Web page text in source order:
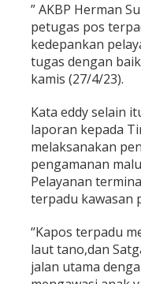
” AKBP Herman
petugas pos
kedepankan
tugas dengan
kamis (27/4/23).
Kata eddy selain
laporan kepada
melaksanakan
pengamanan
Pelayanan
terpadu kawasan
“Kapos terpadu
laut tano,dan
jalan utama